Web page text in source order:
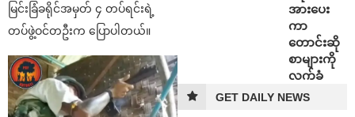
မြင်းခြံခရိုင်အမှတ် ၄ တပ်ရင်းရဲ့
တပ်ဖွဲ့ဝင်တဦးက ပြောပါတယ်။
အားပေး
ကာ
တောင်းဆို
စာများကို
လက်ခံ
GET DAILY NEWS